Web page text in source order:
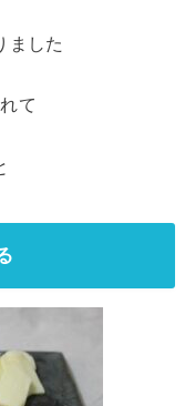
した
て